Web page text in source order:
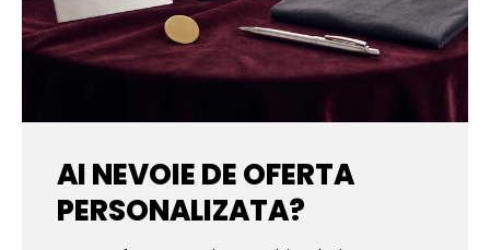
AI NEVOIE DE OFERTA
PERSONALIZATA?